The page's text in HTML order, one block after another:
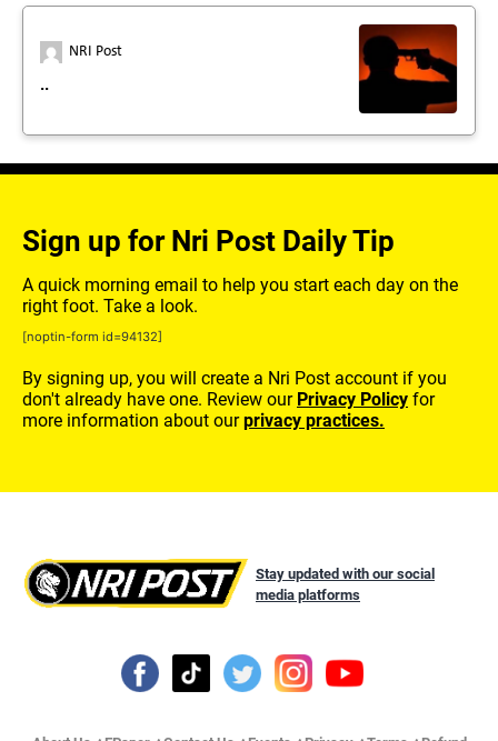
NRI Post
..
Sign up for Nri Post Daily Tip
A quick morning email to help you start each day on the
right foot. Take a look.
[noptin-form id=94132]
By signing up, you will create a Nri Post account if you
don't already have one. Review our Privacy Policy for
more information about ourprivacy practices.
Stay updated with our social
media platforms